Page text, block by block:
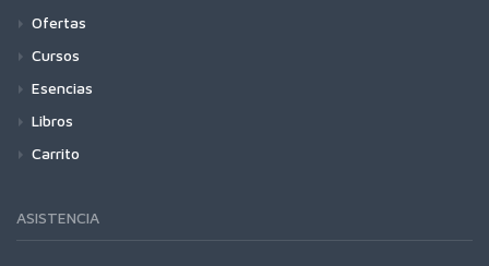
Ofertas
Cursos
Esencias
Libros
Carrito
ASISTENCIA